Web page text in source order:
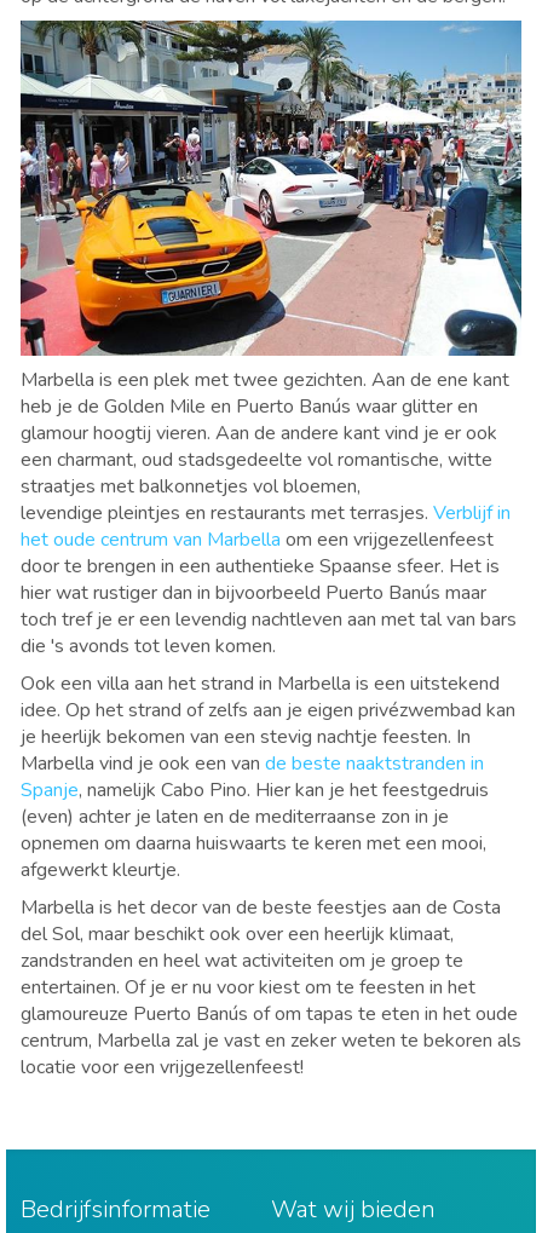
Marbella is een plek met twee gezichten. Aan de ene kant
heb je de Golden Mile en Puerto Banús waar glitter en
glamour hoogtij vieren. Aan de andere kant vind je er ook
een charmant, oud stadsgedeelte vol romantische, witte
straatjes met balkonnetjes vol bloemen,
levendige pleintjes en restaurants met terrasjes. Verblijf in
het oude centrum van Marbella om een vrijgezellenfeest
door te brengen in een authentieke Spaanse sfeer. Het is
hier wat rustiger dan in bijvoorbeeld Puerto Banús maar
toch tref je er een levendig nachtleven aan met tal van bars
die 's avonds tot leven komen.
Ook een villa aan het strand in Marbella is een uitstekend
idee. Op het strand of zelfs aan je eigen privézwembad kan
je heerlijk bekomen van een stevig nachtje feesten. In
Marbella vind je ook een van de beste naaktstranden in
Spanje, namelijk Cabo Pino. Hier kan je het feestgedruis
(even) achter je laten en de mediterraanse zon in je
opnemen om daarna huiswaarts te keren met een mooi,
afgewerkt kleurtje.
Marbella is het decor van de beste feestjes aan de Costa
del Sol, maar beschikt ook over een heerlijk klimaat,
zandstranden en heel wat activiteiten om je groep te
entertainen. Of je er nu voor kiest om te feesten in het
glamoureuze Puerto Banús of om tapas te eten in het oude
centrum, Marbella zal je vast en zeker weten te bekoren als
locatie voor een vrijgezellenfeest!
Bedrijfsinformatie Wat wij bieden